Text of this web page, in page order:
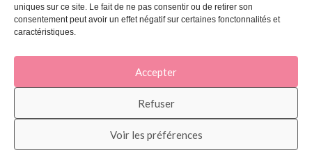
uniques sur ce site. Le fait de ne pas consentir ou de retirer son
consentement peut avoir un effet négatif sur certaines fonctonnalités et
caractéristiques.
Accepter
Refuser
Voir les préférences
Politique De Cookies (CA)
© 2026 La Joie En Rose - Agence marketing web et SEO -
Web.